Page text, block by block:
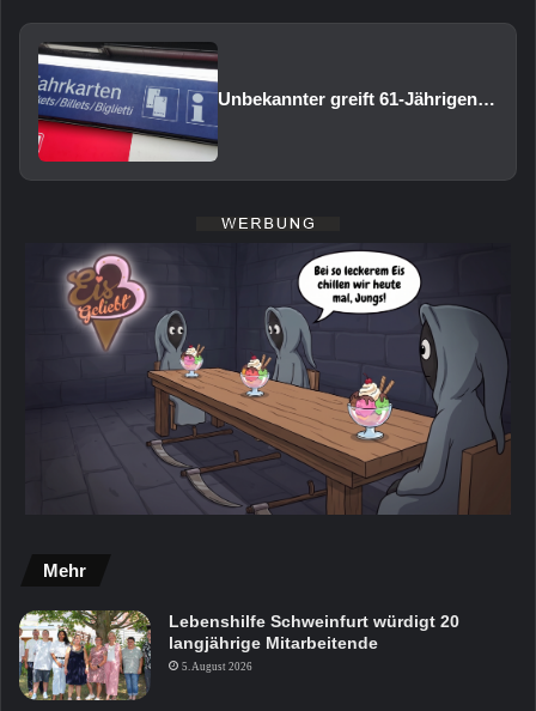
Unbekannter greift 61-Jährigen am Bahnhof Volkach an
Mehr
Lebenshilfe Schweinfurt würdigt 20
langjährige Mitarbeitende
5. August 2026